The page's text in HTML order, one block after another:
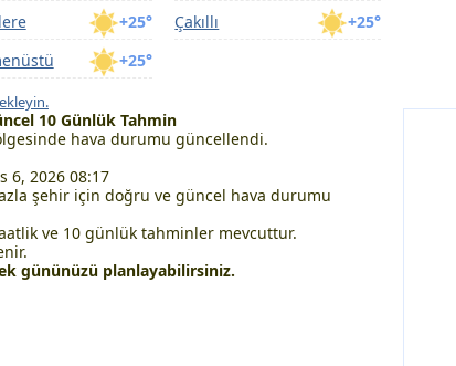
+25° +25°
Çakıllı
+25°
10 Günlük Tahmin
hava durumu güncellendi.
6, 2026 08:17
şehir için doğru ve güncel hava durumu
ve 10 günlük tahminler mevcuttur.
gününüzü planlayabilirsiniz.